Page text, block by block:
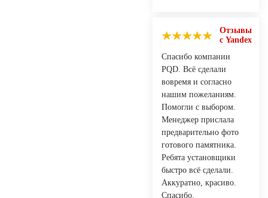
Отзывы
с Yandex
Спасибо компании
PQD. Всё сделали
вовремя и согласно
нашим пожеланиям.
Помогли с выбором.
Менеджер прислала
предварительно фото
готового памятника.
Ребята установщики
быстро всё сделали.
Аккуратно, красиво.
Спасибо.